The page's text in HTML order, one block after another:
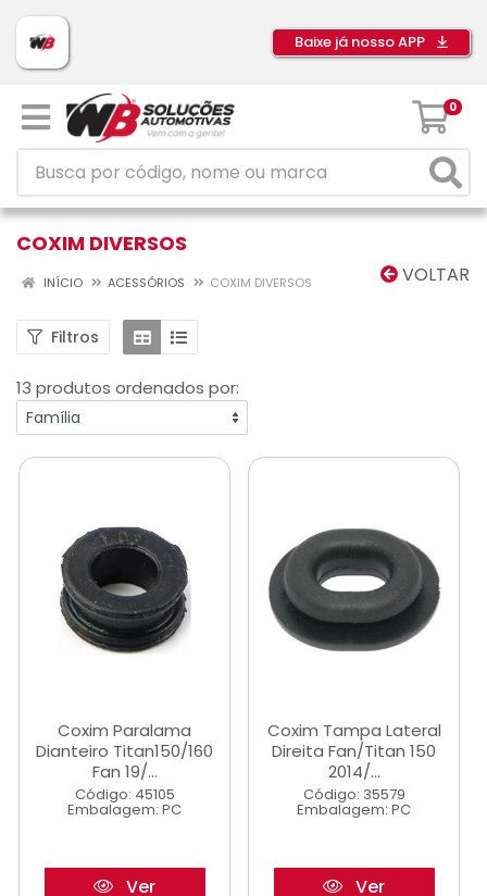
Baixe já nosso APP
0
COXIM DIVERSOS
VOLTAR
INÍCIO ACESSÓRIOS COXIM DIVERSOS
Filtros
13 produtos ordenados por:
Coxim Paralama
Dianteiro Titan150/160
Fan 19/...
Código: 45105
Embalagem: PC
Ver
Coxim Tampa Lateral
Direita Fan/Titan 150
2014/...
Código: 35579
Embalagem: PC
Ver